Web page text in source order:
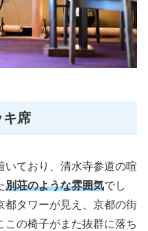
キ席
ており、清水寺参道の喧
別荘のような雰囲気でし
都タワーが見え、京都の街
この椅子がまた抜群に落ち